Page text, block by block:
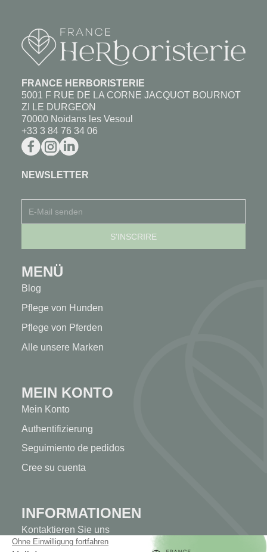
FRANCE HERBORISTERIE
5001 F RUE DE LA CORNE JACQUOT BOURNOT
ZI LE DURGEON
70000 Noidans les Vesoul
+33 3 84 76 34 06
NEWSLETTER
MENÜ
Blog
Pflege von Hunden
Pflege von Pferden
Alle unsere Marken
MEIN KONTO
Mein Konto
Authentifizierung
Seguimiento de pedidos
Cree su cuenta
INFORMATIONEN
Kontaktieren Sie uns
Sitemap